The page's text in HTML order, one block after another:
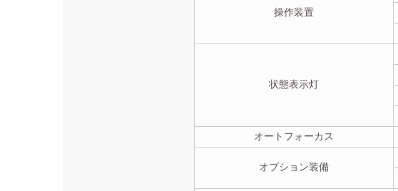
操作装置
状態表示灯
オートフォーカス
オプション装備